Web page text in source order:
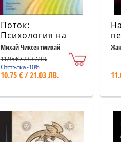
Поток:
Психология на
оптималното
преживяване
Михай Чиксентмихай
11.95 € / 23.37 ЛВ.
Отстъпка -10%
10.75 € / 21.03 ЛВ.